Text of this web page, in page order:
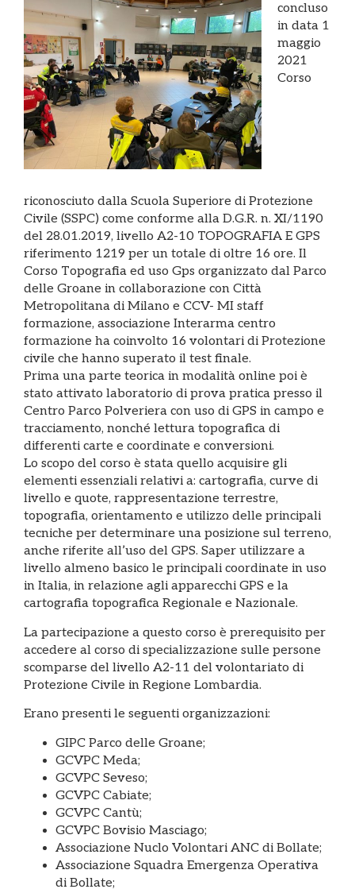
concluso
in data 1
maggio
2021
Corso
riconosciuto dalla Scuola Superiore di Protezione
Civile (SSPC) come conforme alla D.G.R. n. XI/1190
del 28.01.2019, livello A2-10 TOPOGRAFIA E GPS
riferimento 1219 per un totale di oltre 16 ore. Il
Corso Topografia ed uso Gps organizzato dal Parco
delle Groane in collaborazione con Città
Metropolitana di Milano e CCV- MI staff
formazione, associazione Interarma centro
formazione ha coinvolto 16 volontari di Protezione
civile che hanno superato il test finale.
Prima una parte teorica in modalità online poi è
stato attivato laboratorio di prova pratica presso il
Centro Parco Polveriera con uso di GPS in campo e
tracciamento, nonché lettura topografica di
differenti carte e coordinate e conversioni.
Lo scopo del corso è stata quello acquisire gli
elementi essenziali relativi a: cartografia, curve di
livello e quote, rappresentazione terrestre,
topografia, orientamento e utilizzo delle principali
tecniche per determinare una posizione sul terreno,
anche riferite all’uso del GPS. Saper utilizzare a
livello almeno basico le principali coordinate in uso
in Italia, in relazione agli apparecchi GPS e la
cartografia topografica Regionale e Nazionale.
La partecipazione a questo corso è prerequisito per
accedere al corso di specializzazione sulle persone
scomparse del livello A2-11 del volontariato di
Protezione Civile in Regione Lombardia.
Erano presenti le seguenti organizzazioni:
GIPC Parco delle Groane;
GCVPC Meda;
GCVPC Seveso;
GCVPC Cabiate;
GCVPC Cantù;
GCVPC Bovisio Masciago;
Associazione Nuclo Volontari ANC di Bollate;
Associazione Squadra Emergenza Operativa
di Bollate;